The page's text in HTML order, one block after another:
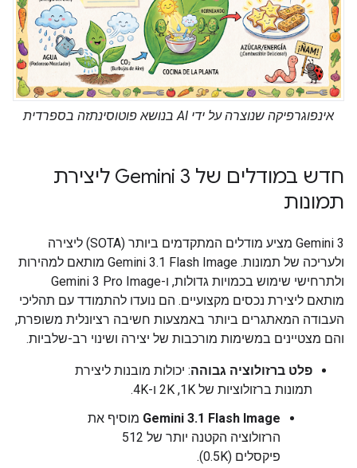
אינפוגרפיקה שנוצרה על ידי AI בנושא פוטוסינתזה בספרדית
חדש במודלים של Gemini 3 ליצירת
תמונות
‫Gemini 3 מציע מודלים המתקדמים ביותר (SOTA) ליצירה
ולעריכה של תמונות. ‫Gemini 3.1 Flash Image מותאם למהירות
ולתרחישי שימוש בכמויות גדולות, ו-Gemini 3 Pro Image
מותאם ליצירת נכסים מקצועיים. הם נועדו להתמודד עם תהליכי
העבודה המאתגרים ביותר באמצעות חשיבה רציונלית משופרת,
והם מצטיינים במשימות מורכבות של יצירה ושינוי רב-שלביות.
פלט ברזולוציה גבוהה: יכולות מובנות ליצירת
תמונות ברזולוציות של 1K,‏ 2K ו-4K.
Gemini 3.1 Flash Image מוסיף את
הרזולוציה הקטנה יותר של 512
פיקסלים (0.5K).